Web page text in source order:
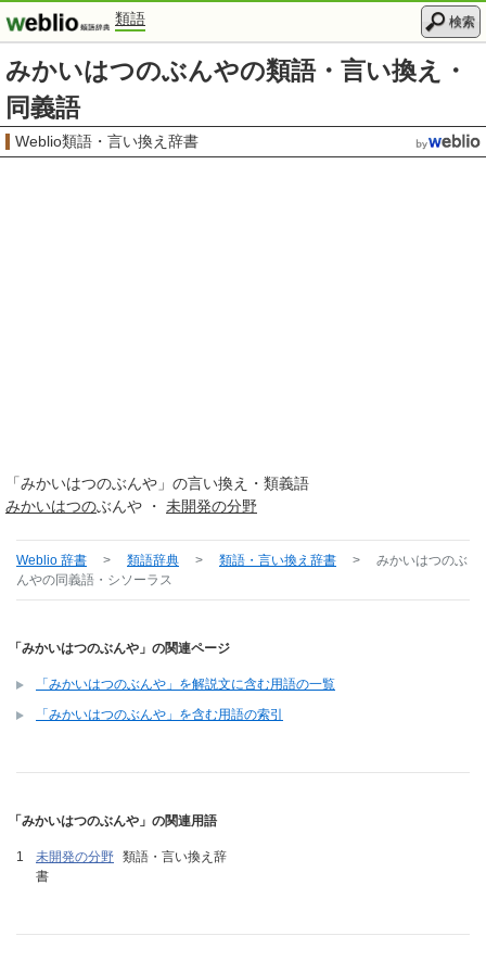
類語 検索
みかいはつのぶんやの類語・言い換え・
同義語
Weblio類語・言い換え辞書
「みかいはつのぶんや 」の言い換え・類義語
みかいはつのぶんや ・ 未開発の分野
Weblio 辞書 > 類語辞典 > 類語・言い換え辞書 >
みかいはつのぶ
んやの同義語・シソーラス
「みかいはつのぶんや」の関連ページ
「みかいはつのぶんや」を解説文に含む用語の一覧
「みかいはつのぶんや」を含む用語の索引
「みかいはつのぶんや」の関連用語
未開発の分野 類語・言い換え辞
書